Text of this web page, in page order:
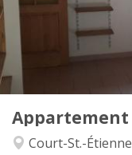
Appartement
Court-St.-Étienne